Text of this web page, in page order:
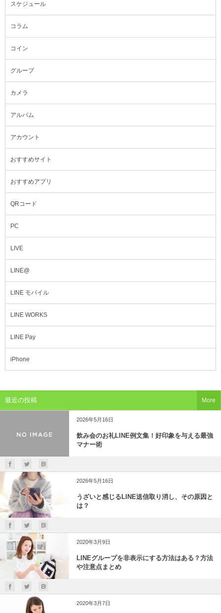
スケジュール
コラム
コイン
グループ
カメラ
アルバム
アカウント
おすすめサイト
おすすめアプリ
QRコード
PC
LIVE
LINE@
LINE モバイル
LINE WORKS
LINE Pay
iPhone
最近の投稿
2026年5月16日
飲み会のお礼LINE例文集！好印象を与える最強
マナー術
2026年5月16日
うざいと感じるLINE送信取り消し、その原因と
は？
2020年3月9日
LINEグループを非表示にする方法はある？方法
や注意点まとめ
2020年3月7日
More